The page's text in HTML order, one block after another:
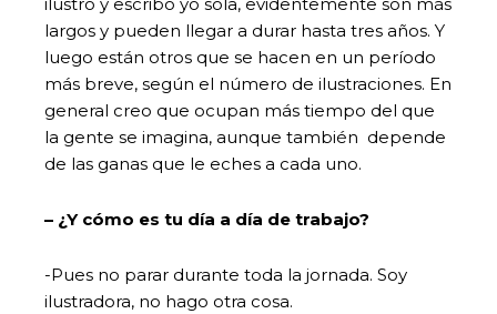
largos y pueden llegar a durar hasta tres años. Y
luego están otros que se hacen en un período
más breve, según el número de ilustraciones. En
general creo que ocupan más tiempo del que
la gente se imagina, aunque también depende
de las ganas que le eches a cada uno.
– ¿Y cómo es tu día a día de trabajo?
-Pues no parar durante toda la jornada. Soy
ilustradora, no hago otra cosa.